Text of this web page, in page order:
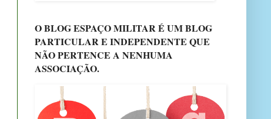
O BLOG ESPAÇO MILITAR É UM BLOG
PARTICULAR E INDEPENDENTE QUE
NÃO PERTENCE A NENHUMA
ASSOCIAÇÃO.